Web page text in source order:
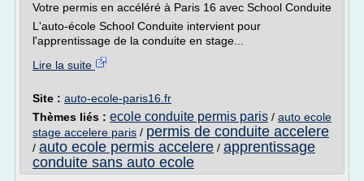
Votre permis en accéléré à Paris 16 avec School Conduite
L'auto-école School Conduite intervient pour
l'apprentissage de la conduite en stage...
Lire la suite
Site : auto-ecole-paris16.fr
Thèmes liés : ecole conduite permis paris / auto ecole
stage accelere paris / permis de conduite accelere
/ auto ecole permis accelere / apprentissage
conduite sans auto ecole